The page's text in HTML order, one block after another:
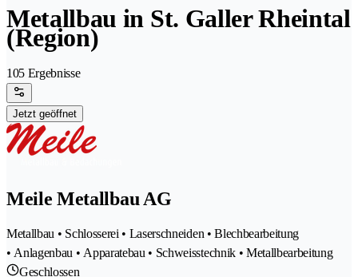
Metallbau in St. Galler Rheintal
(Region)
105 Ergebnisse
Jetzt geöffnet
Meile Metallbau AG
Metallbau • Schlosserei • Laserschneiden • Blechbearbeitung
• Anlagenbau • Apparatebau • Schweisstechnik • Metallbearbeitung
Geschlossen